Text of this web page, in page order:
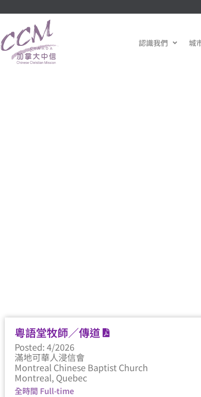
認識我們 城
粵語堂牧師／傳道
Posted: 4/2026
滿地可華人浸信會
Montreal Chinese Baptist Church
Montreal, Quebec
全時間 Full-time